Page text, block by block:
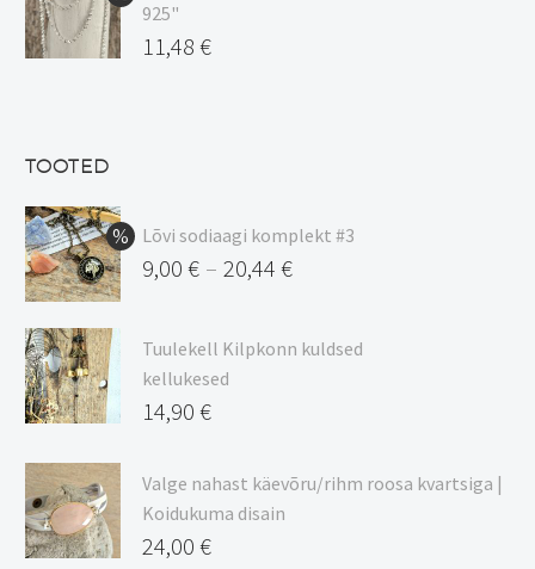
17,00 €.
on:
15,00 €.
925"
Algne
11,48 €
TOOTED
Lõvi sodiaagi komplekt #3
9,00 € – 20,44 €
9,00 €
kuni
20,44 €
Tuulekell Kilpkonn kuldsed
kellukesed
14,90 €
Valge nahast käevõru/rihm roosa kvartsiga |
Koidukuma disain
24,00 €